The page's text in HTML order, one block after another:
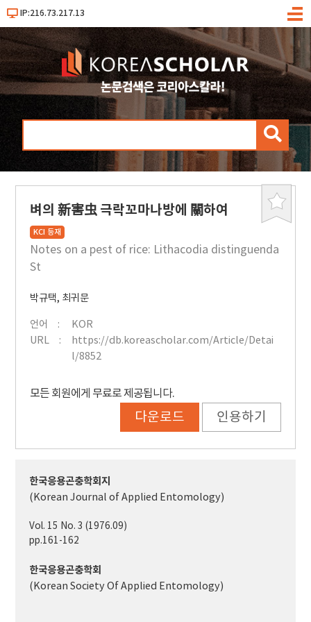
IP:216.73.217.13
메
검
북
벼의 新害虫 극락꼬마나방에 關하여
KCI 등재
Notes on a pest of rice: Lithacodia distinguenda
St
박규택, 최귀문
언어
KOR
URL
https://db.koreascholar.com/Article/Detai
l/8852
모든 회원에게 무료로 제공됩니다.
다운로드 인용하기
한국응용곤충학회지
(Korean Journal of Applied Entomology)
Vol. 15 No. 3 (1976.09)
pp.161-162
한국응용곤충학회
(Korean Society Of Applied Entomology)